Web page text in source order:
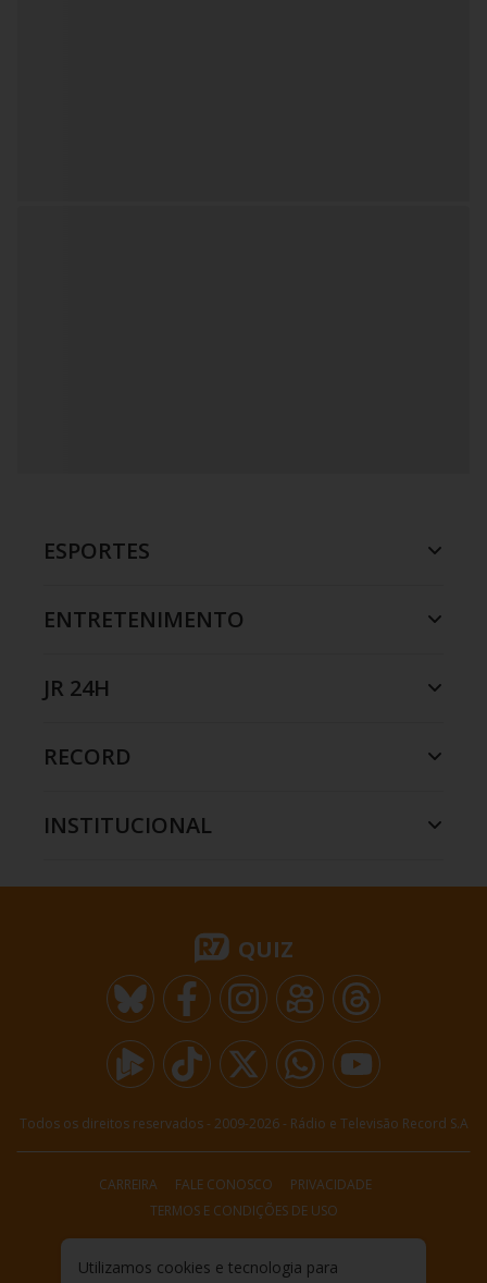
ESPORTES
ENTRETENIMENTO
JR 24H
RECORD
INSTITUCIONAL
QUIZ
Todos os direitos reservados - 2009-2026- Rádio e Televisão Record S.A
CARREIRA FALE CONOSCO
PRIVACIDADE
TERMOS E CONDIÇÕES DE USO
Utilizamos cookies e tecnologia para